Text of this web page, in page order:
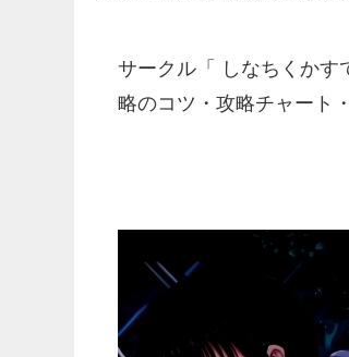
サークル「 しなちくかす
略のコツ・攻略チャート